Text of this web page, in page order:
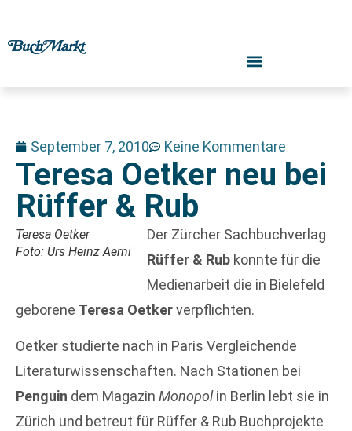
September 7, 2010 Keine Kommentare
Teresa Oetker neu bei
Rüffer & Rub
Teresa Oetker
Foto: Urs Heinz Aerni
Der Zürcher Sachbuchverlag
Rüffer & Rub konnte für die
Medienarbeit die in Bielefeld
geborene Teresa Oetkerverpflichten.
Oetker studierte nach in Paris Vergleichende
Literaturwissenschaften. Nach Stationen bei
Penguin dem Magazin Monopolin Berlin lebt sie in
Zürich und betreut für Rüffer & Rub Buchprojekte